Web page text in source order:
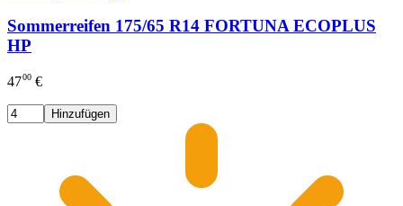
Sommerreifen 175/65 R14 FORTUNA ECOPLUS
HP
4700 €
Hinzufügen